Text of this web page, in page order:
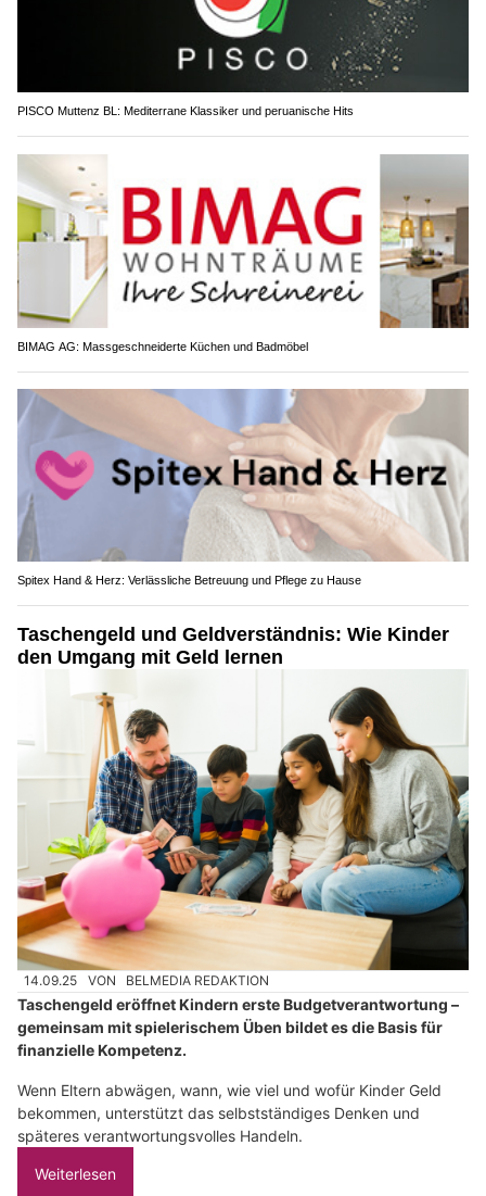
PISCO Muttenz BL: Mediterrane Klassiker und peruanische Hits
BIMAG AG: Massgeschneiderte Küchen und Badmöbel
Spitex Hand & Herz: Verlässliche Betreuung und Pflege zu Hause
Taschengeld und Geldverständnis: Wie Kinder
den Umgang mit Geld lernen
14.09.25 VON BELMEDIA REDAKTION
Taschengeld eröffnet Kindern erste Budgetverantwortung –
gemeinsam mit spielerischem Üben bildet es die Basis für
finanzielle Kompetenz.
Wenn Eltern abwägen, wann, wie viel und wofür Kinder Geld
bekommen, unterstützt das selbstständiges Denken und
späteres verantwortungsvolles Handeln.
Weiterlesen